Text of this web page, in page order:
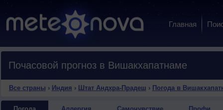
Главная
Почасовой прогноз в Вишакхапатнаме
Все страны › Индия › Штат Андхра-Прадеш › Погода в